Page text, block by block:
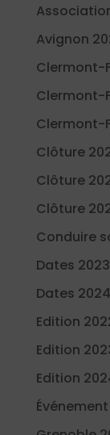
Avignon
Clermont-
Clermont-
Clermont-
Clôture
Clôture
Clôture
Conduire
Dates 2023
Dates 2024
Edition
Edition
Edition
Événement